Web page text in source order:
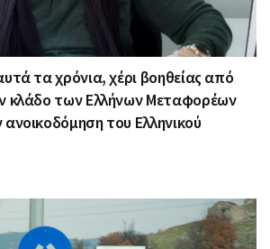
τα χρόνια, χέρι βοηθείας από
κλάδο των Ελλήνων Μεταφορέων
του Ελληνικού